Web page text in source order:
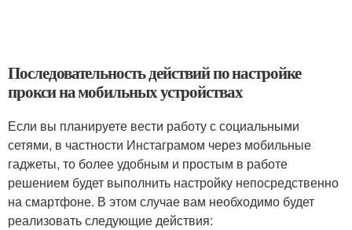
Последовательность действий по настройке
прокси на мобильных устройствах
Если вы планируете вести работу с социальными
сетями, в частности Инстаграмом через мобильные
гаджеты, то более удобным и простым в работе
решением будет выполнить настройку непосредственно
на смартфоне. В этом случае вам необходимо будет
реализовать следующие действия: